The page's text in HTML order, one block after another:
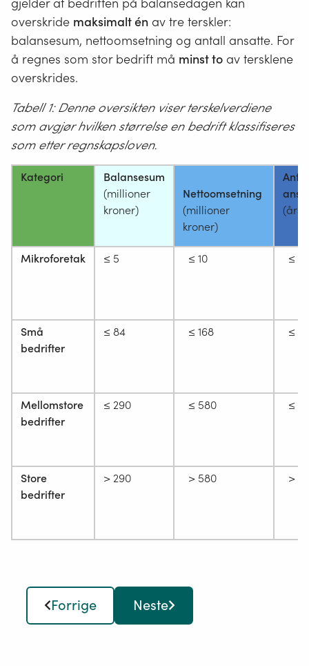
gjelder at bedriften på balansedagen kan
overskride maksimalt én av tre terskler:
balansesum, nettoomsetning og antall ansatte. For
å regnes som stor bedrift må minst to av tersklene
overskrides.
Tabell 1: Denne oversikten viser terskelverdiene
som avgjør hvilken størrelse en bedrift klassifiseres
som etter regnskapsloven.
Kategori
Balansesum
(millioner
kroner)
Nettoomsetning
(millioner
kroner)
Mikroforetak ≤ 5 ≤ 10 ≤
Små
bedrifter
≤ 84 ≤ 168 ≤
Mellomstore
bedrifter
≤ 290 ≤ 580 ≤
Store
bedrifter
> 290 > 580 >
Forrige Neste